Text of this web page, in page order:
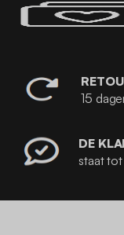
15
DE
staat